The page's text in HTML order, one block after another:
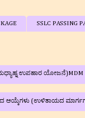
SSLC PASSING
ಉಪಹಾರ ಯೋಜನೆ)MDM
ಆಯ್ಕೆಗಳು (ಉಳಿತಾಯದ